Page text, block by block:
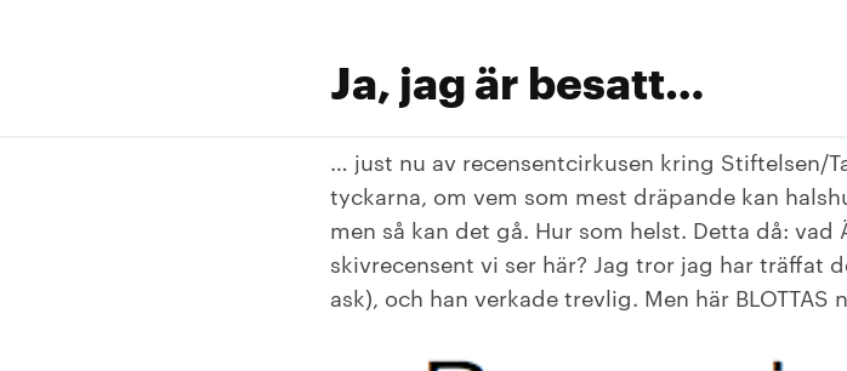
Ja, jag är besatt…
… just nu av recensentcirkusen kring Stiftelsen/
tyckarna, om vem som mest dräpande kan
men så kan det gå. Hur som helst. Detta då: vad
skivrecensent vi ser här? Jag tror jag har träffat
ask), och han verkade trevlig. Men här